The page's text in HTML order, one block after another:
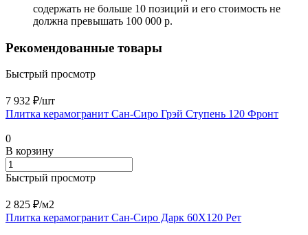
содержать не больше 10 позиций и его стоимость не
должна превышать 100 000 р.
Рекомендованные товары
Быстрый просмотр
7 932 ₽/шт
Плитка керамогранит Сан-Сиро Грэй Ступень 120 Фронт
0
В корзину
Быстрый просмотр
2 825 ₽/м2
Плитка керамогранит Сан-Сиро Дарк 60X120 Рет